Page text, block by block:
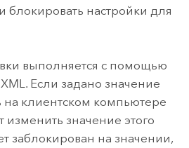
блокировать настройки для
выполняется с помощью
XML. Если задано значение
на клиентском компьютере
значение этого
заблокирован на значении,